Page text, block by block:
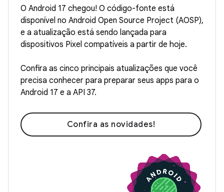
O Android 17 chegou! O código-fonte está
disponível no Android Open Source Project (AOSP),
e a atualização está sendo lançada para
dispositivos Pixel compatíveis a partir de hoje.
Confira as cinco principais atualizações que você
precisa conhecer para preparar seus apps para o
Android 17 e a API 37.
Confira as novidades!